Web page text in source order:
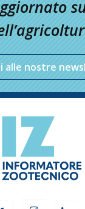
alle nostre